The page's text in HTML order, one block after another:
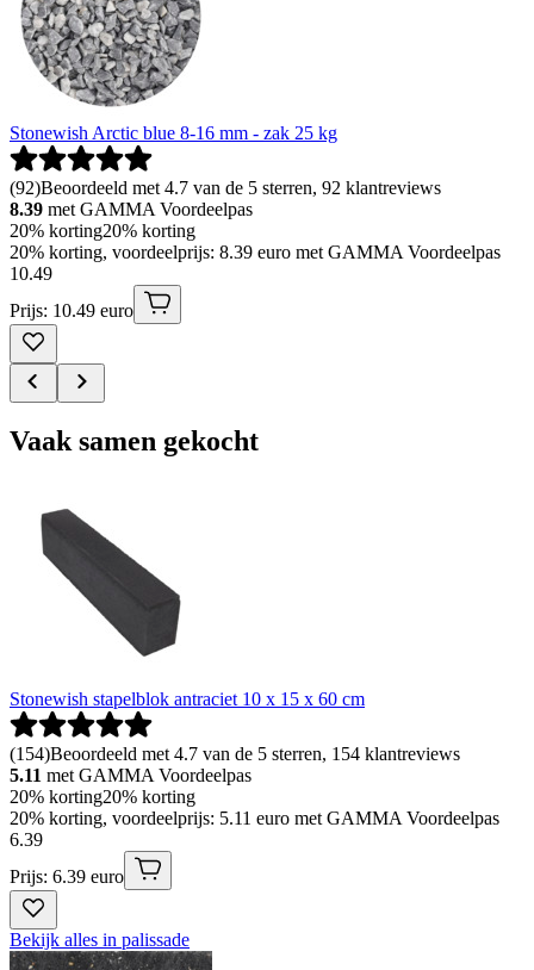
Stonewish Arctic blue 8-16 mm - zak 25 kg
(92)Beoordeeld met 4.7 van de 5 sterren, 92 klantreviews
8.39 met GAMMA Voordeelpas
20% korting20% korting
20% korting, voordeelprijs: 8.39 euro met GAMMA Voordeelpas
10.49
Prijs: 10.49 euro
Vaak samen gekocht
Stonewish stapelblok antraciet 10 x 15 x 60 cm
(154)Beoordeeld met 4.7 van de 5 sterren, 154 klantreviews
5.11 met GAMMA Voordeelpas
20% korting20% korting
20% korting, voordeelprijs: 5.11 euro met GAMMA Voordeelpas
6.39
Prijs: 6.39 euro
Bekijk alles in palissade